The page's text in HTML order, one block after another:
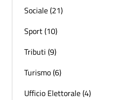
Sociale (21)
Sport (10)
Tributi (9)
Turismo (6)
Ufficio Elettorale (4)